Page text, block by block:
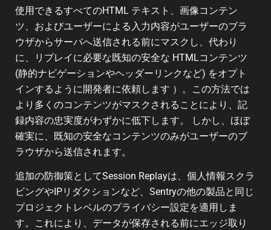
使用できるすべてのHTML テキスト、画像コンテン
ツ、およびユーザーによる入力内容がユーザーのブラ
ウザからサーバへ送信される前にマスクし、代わり
に、リプレイに必要な既知の安全な HTMLコンテンツ
(静的ナビゲーションやヘッダーリンクなど) をオプト
インするように開発者に依頼します ）。この方法では
より多くのコンテンツがマスクされることにより、記
録内容の忠実度がわずかに低下します。 しかし、ほぼ
確実に、既知の安全なコンテンツのみがユーザーのブ
ラウザから送信されます。
追加の防御策としてSession Replayは、個人情報スクラ
ビングやIPリダクションなど、Sentryの他の製品と同じ
プロジェクトレベルのプライバシー設定を適用しま
す。これにより、データが保存される前にエッジ取り